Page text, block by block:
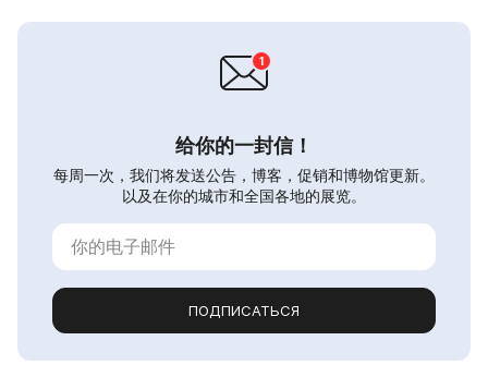
给你的一封信！
每周一次，我们将发送公告，博客，促销和博物馆更新。
以及在你的城市和全国各地的展览。
ПОДПИСАТЬСЯ